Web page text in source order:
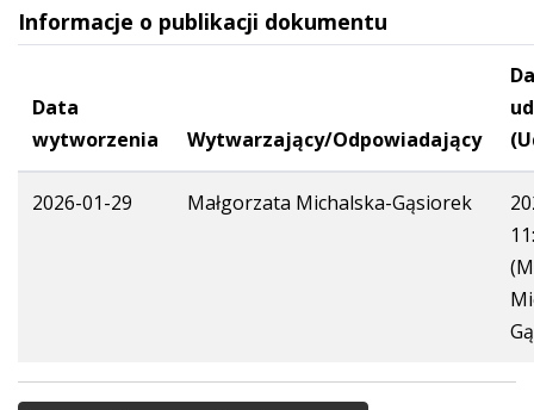
Informacje o publikacji dokumentu
Data
wytworzenia
Wytwarzający/Odpowiadający
2026-01-29 Małgorzata Michalska-Gąsiorek